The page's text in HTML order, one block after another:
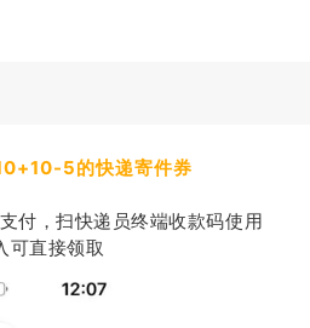
5的快递寄件券
付，扫快递员终端收款码使用
可直接领取